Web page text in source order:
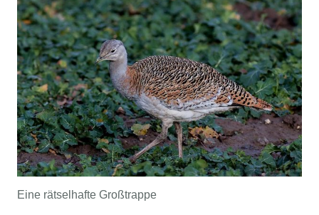
Eine rätselhafte Großtrappe